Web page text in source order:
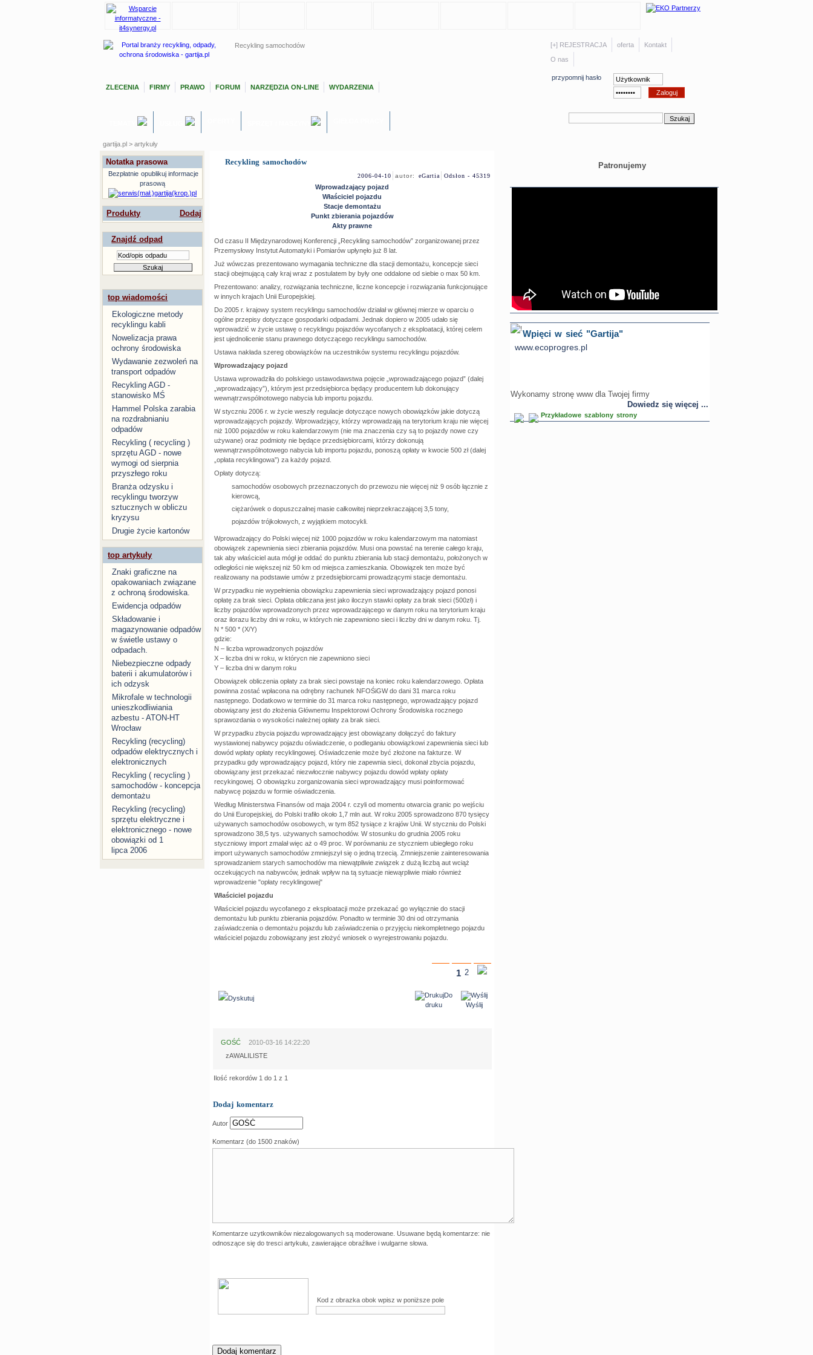
Recykling samochodów [+] REJESTRACJA oferta
Kontakt
O nas
przypomnij hasło
ZLECENIA
FIRMY PRAWO FORUM NARZĘDZIA ON-LINE WYDARZENIA
gartija.pl > artykuły
Notatka prasowa
Bezpłatnie opublikuj informacje
prasową
Produkty Dodaj
Znajdź odpad
top wiadomości
Ekologiczne metody
recyklingu kabli
Nowelizacja prawa
ochrony środowiska
Wydawanie zezwoleń na
transport odpadów
Recykling AGD -
stanowisko MŚ
Hammel Polska zarabia
na rozdrabnianiu
odpadów
Recykling ( recycling )
sprzętu AGD - nowe
wymogi od sierpnia
przyszłego roku
Branża odzysku i
recyklingu tworzyw
sztucznych w obliczu
kryzysu
Drugie życie kartonów
top artykuły
Znaki graficzne na
opakowaniach związane
z ochroną środowiska.
Ewidencja odpadów
Składowanie i
magazynowanie odpadów
w świetle ustawy o
odpadach.
Niebezpieczne odpady
baterii i akumulatorów i
ich odzysk
Mikrofale w technologii
unieszkodliwiania
azbestu - ATON-HT
Wrocław
Recykling (recycling)
odpadów elektrycznych i
elektronicznych
Recykling ( recycling )
samochodów - koncepcja
demontażu
Recykling (recycling)
sprzętu elektryczne i
elektronicznego - nowe
obowiązki od 1
lipca 2006
Recykling samochodów
Odsłon - 45319
eGartia
autor:
2006-04-10
Wprowadzający pojazd
Właściciel pojazdu
Stacje demontażu
Punkt zbierania pojazdów
Akty prawne
Od czasu II Międzynarodowej Konferencji „Recykling samochodów” zorganizowanej przez
Przemysłowy Instytut Automatyki i Pomiarów upłynęło już 8 lat.
Już wówczas prezentowano wymagania techniczne dla stacji demontażu, koncepcje sieci
stacji obejmującą cały kraj wraz z postulatem by były one oddalone od siebie o max 50 km.
Prezentowano: analizy, rozwiązania techniczne, liczne koncepcje i rozwiązania funkcjonujące
w innych krajach Unii Europejskiej.
Do 2005 r. krajowy system recyklingu samochodów działał w głównej mierze w oparciu o
ogólne przepisy dotyczące gospodarki odpadami. Jednak dopiero w 2005 udało się
wprowadzić w życie ustawę o recyklingu pojazdów wycofanych z eksploatacji, której celem
jest ujednolicenie stanu prawnego dotyczącego recyklingu samochodów.
Ustawa nakłada szereg obowiązków na uczestników systemu recyklingu pojazdów.
Wprowadzający pojazd
Ustawa wprowadziła do polskiego ustawodawstwa pojęcie „wprowadzającego pojazd” (dalej
„wprowadzający”), którym jest przedsiębiorca będący producentem lub dokonujący
wewnątrzwspólnotowego nabycia lub importu pojazdu.
W styczniu 2006 r. w życie weszły regulacje dotyczące nowych obowiązków jakie dotyczą
wprowadzających pojazdy. Wprowadzjący, którzy wprowadzają na terytorium kraju nie więcej
niż 1000 pojazdów w roku kalendarzowym (nie ma znaczenia czy są to pojazdy nowe czy
używane) oraz podmioty nie będące przedsiębiorcami, którzy dokonują
wewnątrzwspólnotowego nabycia lub importu pojazdu, ponoszą opłaty w kwocie 500 zł (dalej
„opłata recyklingowa”) za każdy pojazd.
Opłaty dotyczą:
samochodów osobowych przeznaczonych do przewozu nie więcej niż 9 osób łącznie z
kierowcą,
ciężarówek o dopuszczalnej masie całkowitej nieprzekraczającej 3,5 tony,
pojazdów trójkołowych, z wyjątkiem motocykli.
Wprowadzający do Polski więcej niż 1000 pojazdów w roku kalendarzowym ma natomiast
obowiązek zapewnienia sieci zbierania pojazdów. Musi ona powstać na terenie całego kraju,
tak aby właściciel auta mógł je oddać do punktu zbierania lub stacji demontażu, położonych w
odległości nie większej niż 50 km od miejsca zamieszkania. Obowiązek ten może być
realizowany na podstawie umów z przedsiębiorcami prowadzącymi stacje demontażu.
W przypadku nie wypełnienia obowiązku zapewnienia sieci wprowadzający pojazd ponosi
opłatę za brak sieci. Opłata obliczana jest jako iloczyn stawki opłaty za brak sieci (500zł) i
liczby pojazdów wprowadzonych przez wprowadzającego w danym roku na terytorium kraju
oraz ilorazu liczby dni w roku, w których nie zapewniono sieci i liczby dni w danym roku. Tj.
N * 500 * (X/Y)
gdzie:
N – liczba wprowadzonych pojazdów
X – liczba dni w roku, w którycn nie zapewniono sieci
Y – liczba dni w danym roku
Obowiązek obliczenia opłaty za brak sieci powstaje na koniec roku kalendarzowego. Opłata
powinna zostać wpłacona na odrębny rachunek NFOŚiGW do dani 31 marca roku
następnego. Dodatkowo w terminie do 31 marca roku następnego, wprowadzający pojazd
obowiązany jest do złożenia Głównemu Inspektorowi Ochrony Środowiska rocznego
sprawozdania o wysokości należnej opłaty za brak sieci.
W przypadku zbycia pojazdu wprowadzający jest obowiązany dołączyć do faktury
wystawionej nabywcy pojazdu oświadczenie, o podleganiu obowiązkowi zapewnienia sieci lub
dowód wpłaty opłaty recyklingowej. Oświadczenie może być złożone na fakturze. W
przypadku gdy wprowadzający pojazd, który nie zapewnia sieci, dokonał zbycia pojazdu,
obowiązany jest przekazać niezwłocznie nabywcy pojazdu dowód wpłaty opłaty
recykingowej. O obowiązku zorganizowania sieci wprowadzający musi poinformować
nabywcę pojazdu w formie oświadczenia.
Według Ministerstwa Finansów od maja 2004 r. czyli od momentu otwarcia granic po wejściu
do Unii Europejskiej, do Polski trafiło około 1,7 mln aut. W roku 2005 sprowadzono 870 tysięcy
używanych samochodów osobowych, w tym 852 tysiące z krajów Unii. W styczniu do Polski
sprowadzono 38,5 tys. używanych samochodów. W stosunku do grudnia 2005 roku
styczniowy import zmalał więc aż o 49 proc. W porównaniu ze styczniem ubiegłego roku
import używanych samochodów zmniejszył się o jedną trzecią. Zmniejszenie zainteresowania
sprowadzaniem starych samochodów ma niewątpliwie związek z dużą liczbą aut wciąż
oczekujących na nabywców, jednak wpływ na tą sytuacje niewąrpliwie miało również
wprowadzenie "opłaty recyklingowej"
Właściciel pojazdu
Właściciel pojazdu wycofanego z eksploatacji może przekazać go wyłącznie do stacji
demontażu lub punktu zbierania pojazdów. Ponadto w terminie 30 dni od otrzymania
zaświadczenia o demontażu pojazdu lub zaświadczenia o przyjęciu niekompletnego pojazdu
właściciel pojazdu zobowiązany jest złożyć wniosek o wyrejestrowaniu pojazdu.
1 2
Wyślij
Do
druku
Dyskutuj
GOŚĆ 2010-03-16 14:22:20
zAWALILISTE
Ilość rekordów 1 do 1 z 1
Dodaj komentarz
Autor
Komentarz (do 1500 znaków)
Komentarze uzytkowników niezalogowanych są moderowane. Usuwane będą komentarze: nie
odnoszące się do tresci artykułu, zawierające obraźliwe i wulgarne słowa.
Kod z obrazka obok wpisz w poniższe pole
Patronujemy
Wpięci w sieć "Gartija"
www.ecoprogres.pl
Wykonamy stronę www dla Twojej firmy
Dowiedz się więcej ...
Przykładowe szablony strony